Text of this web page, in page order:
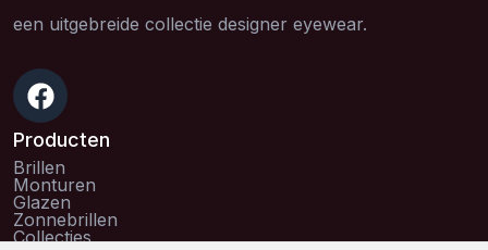
een uitgebreide collectie designer eyewear.
Producten
Brillen
Monturen
Glazen
Zonnebrillen
Collecties